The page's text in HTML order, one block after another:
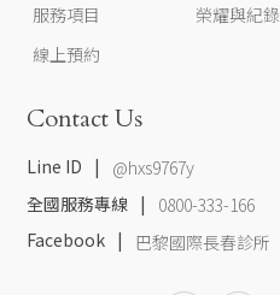
服務項目
榮耀與紀錄
線上預約
Contact Us
Line ID
@hxs9767y
全國服務專線
0800-333-166
Facebook
巴黎國際長春診所